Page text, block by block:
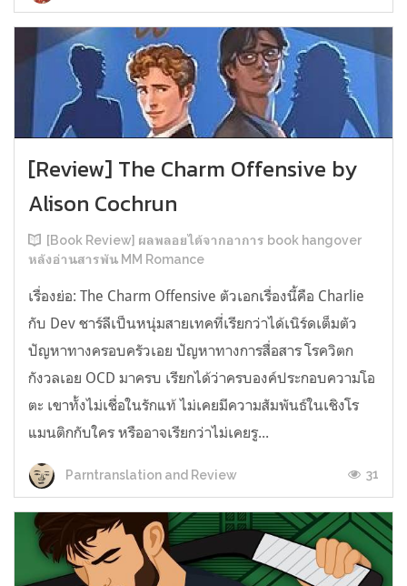
[Review] The Charm Offensive by
Alison Cochrun
[Book Review] ผลพลอยได้จากอาการ book hangover
หลังอ่านสารพัน MM Romance
เรื่องย่อ: The Charm Offensive ตัวเอกเรื่องนี้คือ Charlie
กับ Dev ชาร์ลีเป็นหนุ่มสายเทคที่เรียกว่าได้เนิร์ดเต็มตัว
ปัญหาทางครอบครัวเอย ปัญหาทางการสื่อสาร โรควิตก
กังวลเอย OCD มาครบ เรียกได้ว่าครบองค์ประกอบความโอ
ตะ เขาทั้งไม่เชื่อในรักแท้ ไม่เคยมีความสัมพันธ์ในเชิงโร
แมนติกกับใคร หรืออาจเรียกว่าไม่เคยรู...
Parntranslation and Review 31